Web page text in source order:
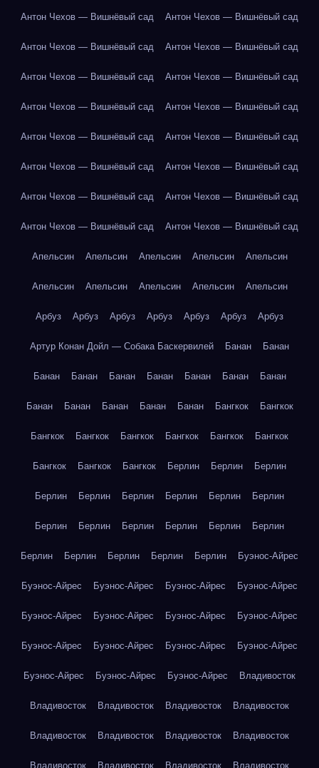
Антон Чехов — Вишнёвый сад Антон Чехов — Вишнёвый сад
Антон Чехов — Вишнёвый сад Антон Чехов — Вишнёвый сад
Антон Чехов — Вишнёвый сад Антон Чехов — Вишнёвый сад
Антон Чехов — Вишнёвый сад Антон Чехов — Вишнёвый сад
Антон Чехов — Вишнёвый сад Антон Чехов — Вишнёвый сад
Антон Чехов — Вишнёвый сад Антон Чехов — Вишнёвый сад
Антон Чехов — Вишнёвый сад Антон Чехов — Вишнёвый сад
Антон Чехов — Вишнёвый сад Антон Чехов — Вишнёвый сад
Апельсин Апельсин Апельсин Апельсин Апельсин
Апельсин Апельсин Апельсин Апельсин Апельсин
Арбуз Арбуз Арбуз Арбуз Арбуз Арбуз Арбуз
Артур Конан Дойл — Собака Баскервилей Банан Банан
Банан Банан Банан Банан Банан Банан Банан
Банан Банан Банан Банан Банан Бангкок Бангкок
Бангкок Бангкок Бангкок Бангкок Бангкок Бангкок
Бангкок Бангкок Бангкок Берлин Берлин Берлин
Берлин Берлин Берлин Берлин Берлин Берлин
Берлин Берлин Берлин Берлин Берлин Берлин
Берлин Берлин Берлин Берлин Берлин Буэнос-Айрес
Буэнос-Айрес Буэнос-Айрес Буэнос-Айрес Буэнос-Айрес
Буэнос-Айрес Буэнос-Айрес Буэнос-Айрес Буэнос-Айрес
Буэнос-Айрес Буэнос-Айрес Буэнос-Айрес Буэнос-Айрес
Буэнос-Айрес Буэнос-Айрес Буэнос-Айрес Владивосток
Владивосток Владивосток Владивосток Владивосток
Владивосток Владивосток Владивосток Владивосток
Владивосток Владивосток Владивосток Владивосток